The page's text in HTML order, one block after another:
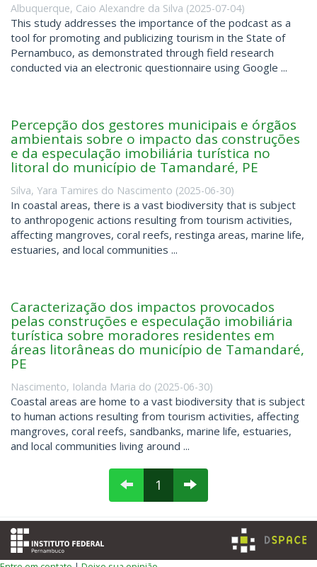
Albuquerque, Caio Alexandre da Silva (2025-07-04)
This study addresses the importance of the podcast as a
tool for promoting and publicizing tourism in the State of
Pernambuco, as demonstrated through field research
conducted via an electronic questionnaire using Google ...
Percepção dos gestores municipais e órgãos
ambientais sobre o impacto das construções
e da especulação imobiliária turística no
litoral do município de Tamandaré, PE
Silva, Yara Tamires do Nascimento (2025-06-30)
In coastal areas, there is a vast biodiversity that is subject
to anthropogenic actions resulting from tourism activities,
affecting mangroves, coral reefs, restinga areas, marine life,
estuaries, and local communities ...
Caracterização dos impactos provocados
pelas construções e especulação imobiliária
turística sobre moradores residentes em
áreas litorâneas do município de Tamandaré,
PE
Nascimento, Iolanda Maria do (2025-06-30)
Coastal areas are home to a vast biodiversity that is subject
to human actions resulting from tourism activities, affecting
mangroves, coral reefs, sandbanks, marine life, estuaries,
and local communities living around ...
1